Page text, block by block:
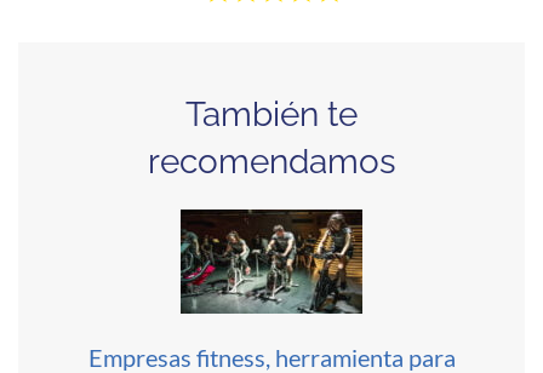
También te
recomendamos
Empresas fitness, herramienta para